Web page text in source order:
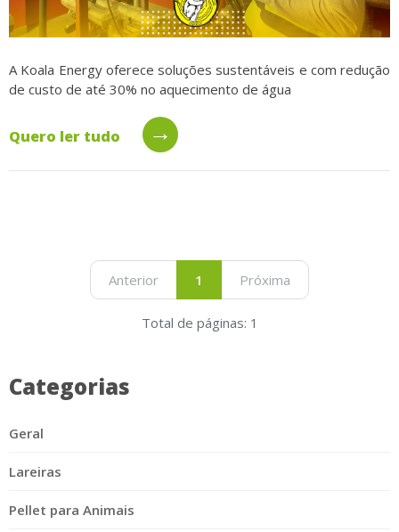
A Koala Energy oferece soluções sustentáveis e com redução
de custo de até 30% no aquecimento de água
Quero ler tudo →
Anterior 1 Próxima
Total de páginas: 1
Categorias
Geral
Lareiras
Pellet para Animais